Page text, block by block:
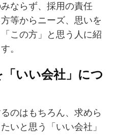
ならず、採用の責任
等からニーズ、思いを
この方」と思う人に紹
。
「いい会社」につ
のはもちろん、求めら
いと思う「いい会社」